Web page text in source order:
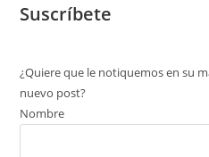
Suscríbete
¿Quiere que le notiquemos en su
nuevo post?
Nombre